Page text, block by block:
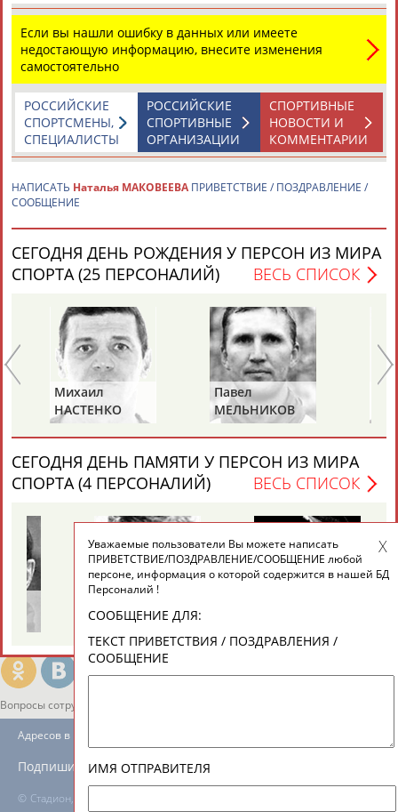
Каримжан
АБДРАХМАНОВ
Аделя
АБДРАХМАНОВА
Андрей
АБДУВАЛИЕВ
Герман
АБДУЛАЕВ
Рамазан
АБДУЛАЕВ
Тагир
АБДУЛАЕВ
Камиль
АБДУЛАЗИЗОВ
Загалав
АБДУЛБЕКОВ
Камалудин
АБДУЛДАУДОВ
Абдула
АБДУЛЖАЛИЛОВ
Магомед
АБДУЛКАГИРОВ
Назир
АБДУЛЛАЕВ
24 персон из 13181
ЕЩЁ ПЕРСОНЫ
ТАБЛО АКТИВНОСТИ
ЦЕЛИ ПРОЕКТА КОНТАКТЫ
Вопросы сотрудничества и совместной деятельности
© Стадион, 1998-2026
Адресов в новостной рассылке: 996
Подпишись
Если вы нашли ошибку в данных или имеете
недостающую информацию, внесите изменения
самостоятельно
СПОРТИВНЫЕ
НОВОСТИ И
КОММЕНТАРИИ
РОССИЙСКИЕ
СПОРТИВНЫЕ
ОРГАНИЗАЦИИ
РОССИЙСКИЕ
СПОРТСМЕНЫ,
СПЕЦИАЛИСТЫ
НАПИСАТЬ Наталья МАКОВЕЕВА ПРИВЕТСТВИЕ / ПОЗДРАВЛЕНИЕ /
СООБЩЕНИЕ
СЕГОДНЯ ДЕНЬ РОЖДЕНИЯ У ПЕРСОН ИЗ МИРА
СПОРТА (25 ПЕРСОНАЛИЙ)
ВЕСЬ СПИСОК
Павел
МЕЛЬНИКОВ
Алексей
РАСТВОРЦЕВ
СЕГОДНЯ ДЕНЬ ПАМЯТИ У ПЕРСОН ИЗ МИРА
СПОРТА (4 ПЕРСОНАЛИЙ)
ВЕСЬ СПИСОК
ПУЧКОВ
Уважаемые пользователи Вы можете написать
ПРИВЕТСТВИЕ/ПОЗДРАВЛЕНИЕ/СООБЩЕНИЕ любой
персоне, информация о которой содержится в нашей БД
Персоналий !
СООБЩЕНИЕ ДЛЯ:
ТЕКСТ ПРИВЕТСТВИЯ / ПОЗДРАВЛЕНИЯ /
СООБЩЕНИЕ
ИМЯ ОТПРАВИТЕЛЯ